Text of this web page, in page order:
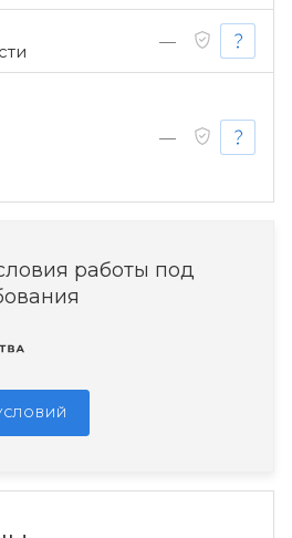
—
—
работы под